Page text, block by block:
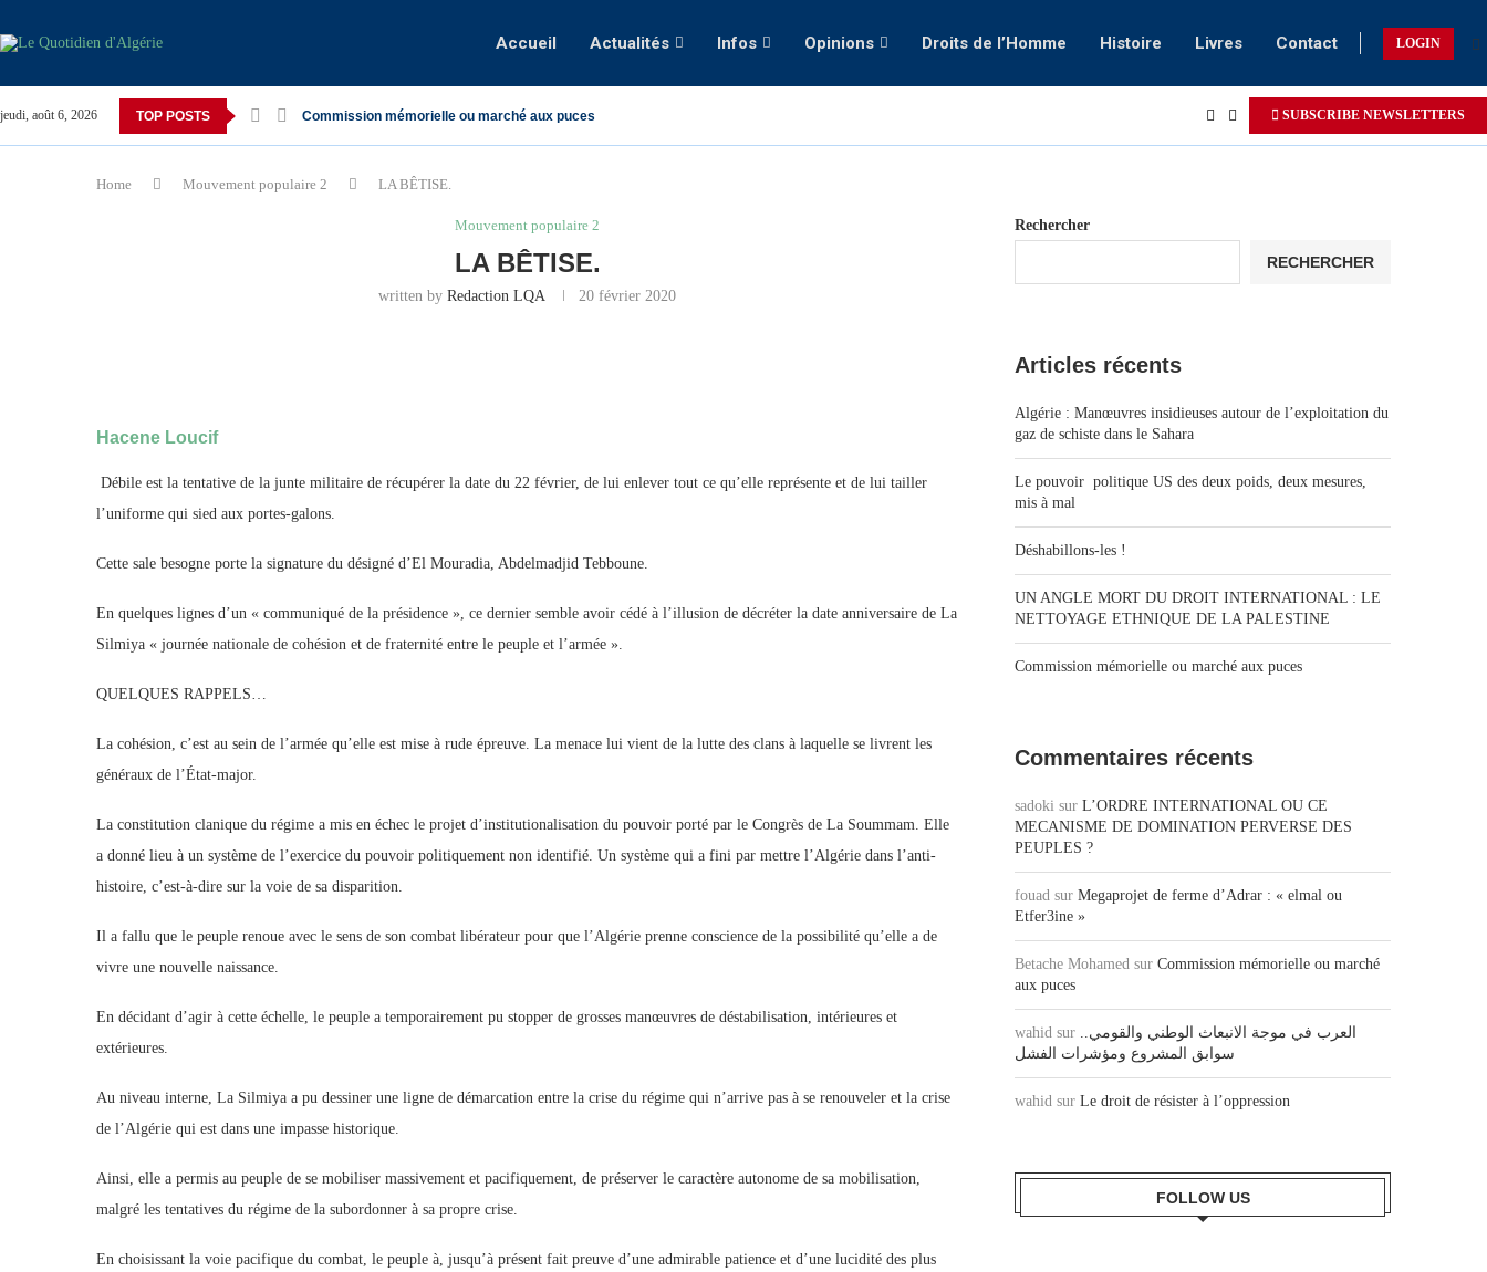
Accueil Actualités Infos Opinions Droits de l’Homme Histoire Livres Contact LOGIN
jeudi, août 6, 2026 TOP POSTS Commission mémorielle ou marché aux puces SUBSCRIBE NEWSLETTERS
Home Mouvement populaire 2 LA BÊTISE.
Mouvement populaire 2
LA BÊTISE.
written byRedaction LQA 20 février 2020
Hacene Loucif
Débile est la tentative de la junte militaire de récupérer la date du 22 février, de lui enlever tout ce qu’elle représente et de lui tailler
l’uniforme qui sied aux portes-galons.
Cette sale besogne porte la signature du désigné d’El Mouradia, Abdelmadjid Tebboune.
En quelques lignes d’un « communiqué de la présidence », ce dernier semble avoir cédé à l’illusion de décréter la date anniversaire de La
Silmiya « journée nationale de cohésion et de fraternité entre le peuple et l’armée ».
QUELQUES RAPPELS…
La cohésion, c’est au sein de l’armée qu’elle est mise à rude épreuve. La menace lui vient de la lutte des clans à laquelle se livrent les
généraux de l’État-major.
La constitution clanique du régime a mis en échec le projet d’institutionalisation du pouvoir porté par le Congrès de La Soummam. Elle
a donné lieu à un système de l’exercice du pouvoir politiquement non identifié. Un système qui a fini par mettre l’Algérie dans l’anti-
histoire, c’est-à-dire sur la voie de sa disparition.
Il a fallu que le peuple renoue avec le sens de son combat libérateur pour que l’Algérie prenne conscience de la possibilité qu’elle a de
vivre une nouvelle naissance.
En décidant d’agir à cette échelle, le peuple a temporairement pu stopper de grosses manœuvres de déstabilisation, intérieures et
extérieures.
Au niveau interne, La Silmiya a pu dessiner une ligne de démarcation entre la crise du régime qui n’arrive pas à se renouveler et la crise
de l’Algérie qui est dans une impasse historique.
Ainsi, elle a permis au peuple de se mobiliser massivement et pacifiquement, de préserver le caractère autonome de sa mobilisation,
malgré les tentatives du régime de la subordonner à sa propre crise.
En choisissant la voie pacifique du combat, le peuple à, jusqu’à présent fait preuve d’une admirable patience et d’une lucidité des plus
Rechercher
RECHERCHER
Articles récents
Algérie : Manœuvres insidieuses autour de l’exploitation du
gaz de schiste dans le Sahara
Le pouvoir politique US des deux poids, deux mesures,
mis à mal
Déshabillons-les !
UN ANGLE MORT DU DROIT INTERNATIONAL : LE
NETTOYAGE ETHNIQUE DE LA PALESTINE
Commission mémorielle ou marché aux puces
Commentaires récents
sadoki sur L’ORDRE INTERNATIONAL OU CE
MECANISME DE DOMINATION PERVERSE DES
PEUPLES ?
fouad sur Megaprojet de ferme d’Adrar : « elmal ou
Etfer3ine »
Betache Mohamed sur Commission mémorielle ou marché
aux puces
wahid sur العرب في موجة الانبعاث الوطني والقومي..
سوابق المشروع ومؤشرات الفشل
wahid sur Le droit de résister à l’oppression
FOLLOW US